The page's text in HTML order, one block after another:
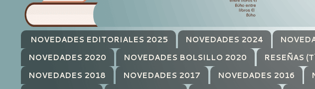
NOVEDADES EDITORIALES 2025 NOVEDADES 2024
NOVEDADES 2020
NOVEDADES BOLSILLO 2020 RESEÑAS
NOVEDADES 2018
NOVEDADES 2017 NOVEDADES 2016